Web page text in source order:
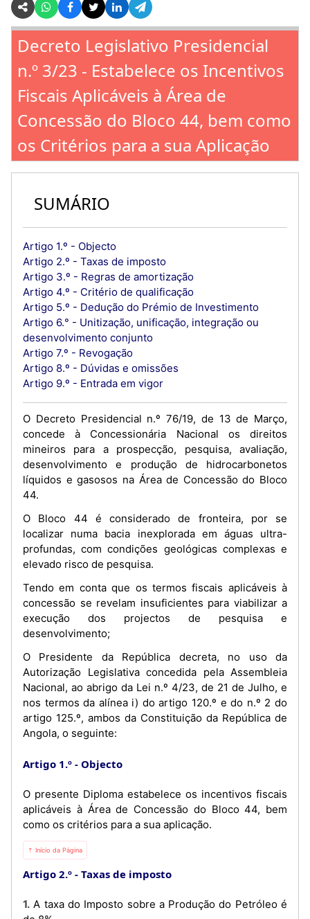
Decreto Legislativo Presidencial
n.º 3/23 - Estabelece os Incentivos
Fiscais Aplicáveis à Área de
Concessão do Bloco 44, bem como
os Critérios para a sua Aplicação
SUMÁRIO
Artigo 1.º - Objecto
Artigo 2.º - Taxas de imposto
Artigo 3.º - Regras de amortização
Artigo 4.º - Critério de qualificação
Artigo 5.º - Dedução do Prémio de Investimento
Artigo 6.° - Unitização, unificação, integração ou
desenvolvimento conjunto
Artigo 7.º - Revogação
Artigo 8.º - Dúvidas e omissões
Artigo 9.º - Entrada em vigor
O Decreto Presidencial n.º 76/19, de 13 de Março,
concede à Concessionária Nacional os direitos
mineiros para a prospecção, pesquisa, avaliação,
desenvolvimento e produção de hidrocarbonetos
líquidos e gasosos na Área de Concessão do Bloco
44.
O Bloco 44 é considerado de fronteira, por se
localizar numa bacia inexplorada em águas ultra-
profundas, com condições geológicas complexas e
elevado risco de pesquisa.
Tendo em conta que os termos fiscais aplicáveis à
concessão se revelam insuficientes para viabilizar a
execução dos projectos de pesquisa e
desenvolvimento;
O Presidente da República decreta, no uso da
Autorização Legislativa concedida pela Assembleia
Nacional, ao abrigo da Lei n.º 4/23, de 21 de Julho, e
nos termos da alínea i) do artigo 120.º e do n.º 2 do
artigo 125.º, ambos da Constituição da República de
Angola, o seguinte:
Artigo 1.º Objecto
O presente Diploma estabelece os incentivos fiscais
aplicáveis à Área de Concessão do Bloco 44, bem
como os critérios para a sua aplicação.
⇡ Início da Página
Artigo 2.º Taxas de imposto
1. A taxa do Imposto sobre a Produção do Petróleo é